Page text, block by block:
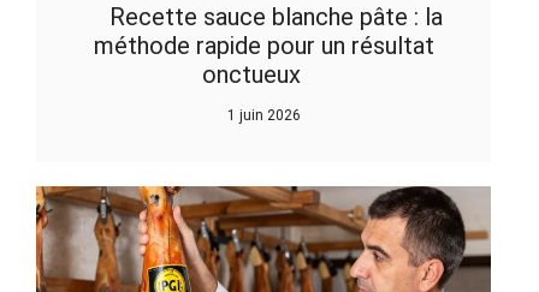
Recette sauce blanche pâte : la
méthode rapide pour un résultat
onctueux
1 juin 2026